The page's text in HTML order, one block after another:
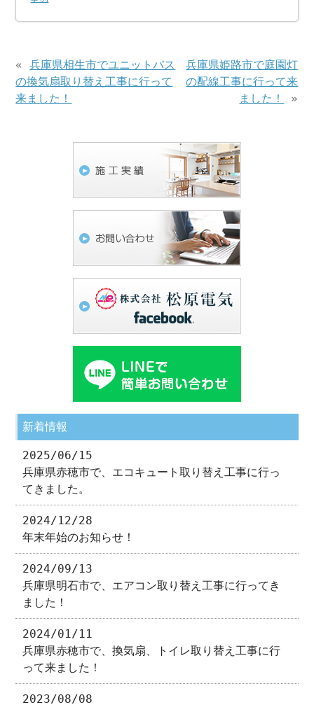
«兵庫県相生市でユニットバス
の換気扇取り替え工事に行って
来ました！
兵庫県姫路市で庭園灯
の配線工事に行って来
ました！
»
新着情報
2025/06/15
兵庫県赤穂市で、エコキュート取り替え工事に行っ
てきました。
2024/12/28
年末年始のお知らせ！
2024/09/13
兵庫県明石市で、エアコン取り替え工事に行ってき
ました！
2024/01/11
兵庫県赤穂市で、換気扇、トイレ取り替え工事に行
って来ました！
2023/08/08